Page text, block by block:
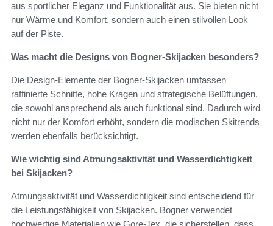
aus sportlicher Eleganz und Funktionalität aus. Sie bieten nicht
nur Wärme und Komfort, sondern auch einen stilvollen Look
auf der Piste.
Was macht die Designs von Bogner-Skijacken besonders?
Die Design-Elemente der Bogner-Skijacken umfassen
raffinierte Schnitte, hohe Kragen und strategische Belüftungen,
die sowohl ansprechend als auch funktional sind. Dadurch wird
nicht nur der Komfort erhöht, sondern die modischen Skitrends
werden ebenfalls berücksichtigt.
Wie wichtig sind Atmungsaktivität und Wasserdichtigkeit
bei Skijacken?
Atmungsaktivität und Wasserdichtigkeit sind entscheidend für
die Leistungsfähigkeit von Skijacken. Bogner verwendet